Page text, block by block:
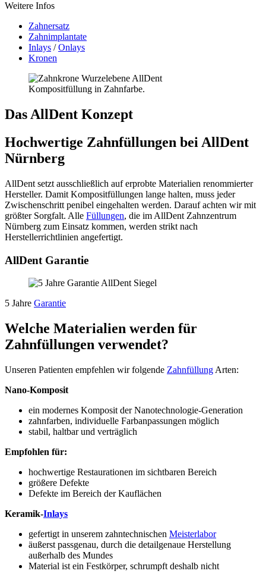
Weitere Infos
Zahnersatz
Zahnimplantate
Inlays /Onlays
Kronen
Kompositfüllung in Zahnfarbe.
Das AllDent Konzept
Hochwertige Zahnfüllungen bei AllDent
Nürnberg
AllDent setzt ausschließlich auf erprobte Materialien renommierter
Hersteller. Damit Kompositfüllungen lange halten, muss jeder
Zwischenschritt penibel eingehalten werden. Darauf achten wir mit
größter Sorgfalt. Alle Füllungen, die im AllDent Zahnzentrum
Nürnberg zum Einsatz kommen, werden strikt nach
Herstellerrichtlinien angefertigt.
AllDent Garantie
5 Jahre Garantie
Welche Materialien werden für
Zahnfüllungen verwendet?
Unseren Patienten empfehlen wir folgende Zahnfüllung Arten:
Nano-Komposit
ein modernes Komposit der Nanotechnologie-Generation
zahnfarben, individuelle Farbanpassungen möglich
stabil, haltbar und verträglich
Empfohlen für:
hochwertige Restaurationen im sichtbaren Bereich
größere Defekte
Defekte im Bereich der Kauflächen
Keramik-Inlays
gefertigt in unserem zahntechnischen Meisterlabor
äußerst passgenau, durch die detailgenaue Herstellung
außerhalb des Mundes
Material ist ein Festkörper, schrumpft deshalb nicht